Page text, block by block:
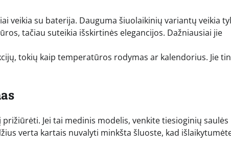
veikia su baterija. Dauguma šiuolaikinių variantų veikia
tačiau suteikia išskirtinės elegancijos. Dažniausiai jie
tokių kaip temperatūros rodymas ar kalendorius. Jie
Jei tai medinis modelis, venkite tiesioginių saulės
verta kartais nuvalyti minkšta šluoste, kad